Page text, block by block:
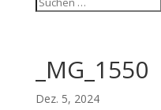
_MG_1550
Dez. 5, 2024